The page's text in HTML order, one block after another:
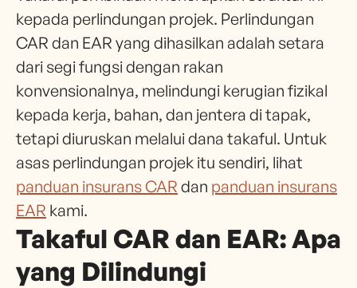
kepada perlindungan projek. Perlindungan
CAR dan EAR yang dihasilkan adalah setara
dari segi fungsi dengan rakan
konvensionalnya, melindungi kerugian fizikal
kepada kerja, bahan, dan jentera di tapak,
tetapi diuruskan melalui dana takaful. Untuk
asas perlindungan projek itu sendiri, lihat
panduan insurans CAR dan panduan insurans
EAR kami.
Takaful CAR dan EAR: Apa
yang Dilindungi